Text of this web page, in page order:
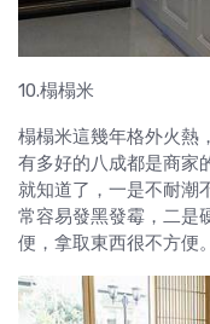
10.榻榻米
榻榻米這幾年格外火熱
有多好的八成都是商家
就知道了，一是不耐潮
常容易發黑發霉，二是
便，拿取東西很不方便。